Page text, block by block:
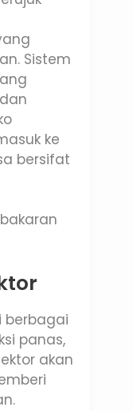
Sistem
ke
bersifat
berbagai
panas,
akan